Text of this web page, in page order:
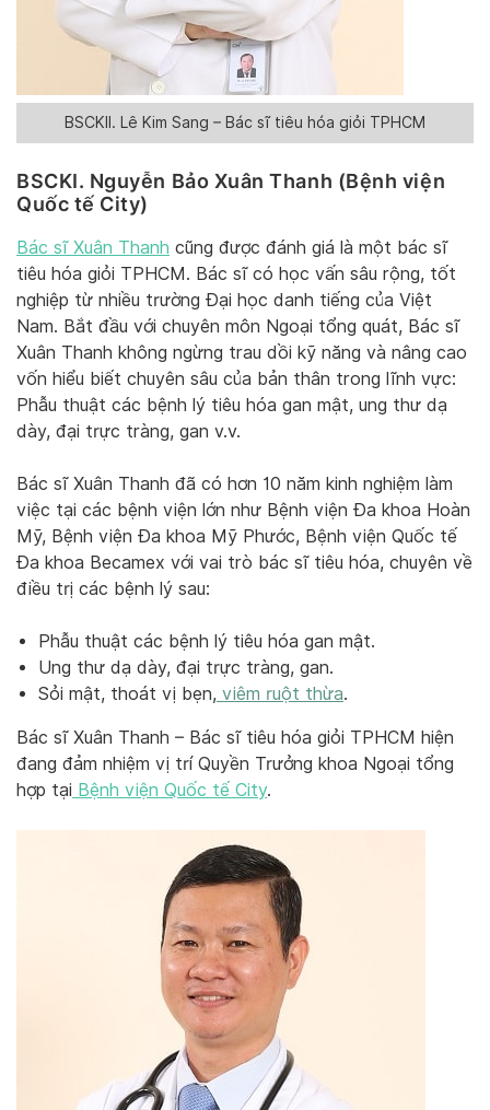
BSCKII. Lê Kim Sang – Bác sĩ tiêu hóa giỏi TPHCM
BSCKI. Nguyễn Bảo Xuân Thanh (Bệnh viện
Quốc tế City)
Bác sĩ Xuân Thanh cũng được đánh giá là một bác sĩ
tiêu hóa giỏi TPHCM. Bác sĩ có học vấn sâu rộng, tốt
nghiệp từ nhiều trường Đại học danh tiếng của Việt
Nam. Bắt đầu với chuyên môn Ngoại tổng quát, Bác sĩ
Xuân Thanh không ngừng trau dồi kỹ năng và nâng cao
vốn hiểu biết chuyên sâu của bản thân trong lĩnh vực:
Phẫu thuật các bệnh lý tiêu hóa gan mật, ung thư dạ
dày, đại trực tràng, gan v.v.
Bác sĩ Xuân Thanh đã có hơn 10 năm kinh nghiệm làm
việc tại các bệnh viện lớn như Bệnh viện Đa khoa Hoàn
Mỹ, Bệnh viện Đa khoa Mỹ Phước, Bệnh viện Quốc tế
Đa khoa Becamex với vai trò bác sĩ tiêu hóa, chuyên về
điều trị các bệnh lý sau:
Phẫu thuật các bệnh lý tiêu hóa gan mật.
Ung thư dạ dày, đại trực tràng, gan.
Sỏi mật, thoát vị bẹn, viêm ruột thừa.
Bác sĩ Xuân Thanh – Bác sĩ tiêu hóa giỏi TPHCM hiện
đang đảm nhiệm vị trí Quyền Trưởng khoa Ngoại tổng
hợp tại Bệnh viện Quốc tế City.